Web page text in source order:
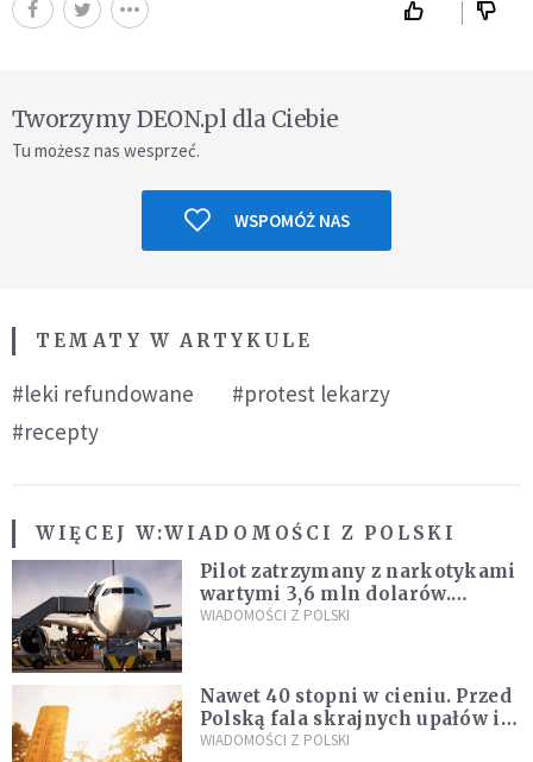
Tworzymy DEON.pl dla Ciebie
Tu możesz nas wesprzeć.
WSPOMÓŻ NAS
TEMATY W ARTYKULE
#leki refundowane
#protest lekarzy
#recepty
WIĘCEJ W:WIADOMOŚCI Z POLSKI
Pilot zatrzymany z narkotykami
wartymi 3,6 mln dolarów.
Śledczy podejrzewają, że latał
WIADOMOŚCI Z POLSKI
Nawet 40 stopni w cieniu. Przed
Polską fala skrajnych upałów i
gwałtowne burze
WIADOMOŚCI Z POLSKI